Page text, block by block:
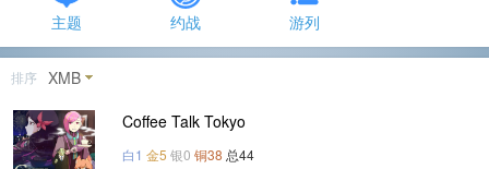
主题 约战 游列
排序 XMB
Coffee Talk Tokyo
白1 金5 银0 铜38 总44